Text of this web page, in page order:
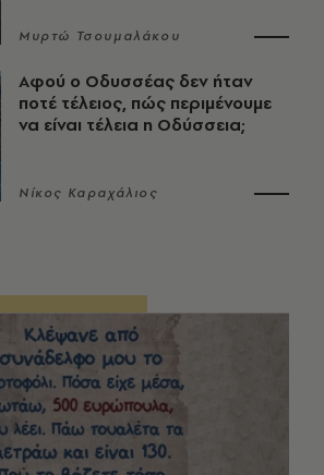
Μυρτώ Τσουμαλάκου
Αφού ο Οδυσσέας δεν ήταν
ποτέ τέλειος, πώς περιμένουμε
να είναι τέλεια η Οδύσσεια;
Νίκος Καραχάλιος